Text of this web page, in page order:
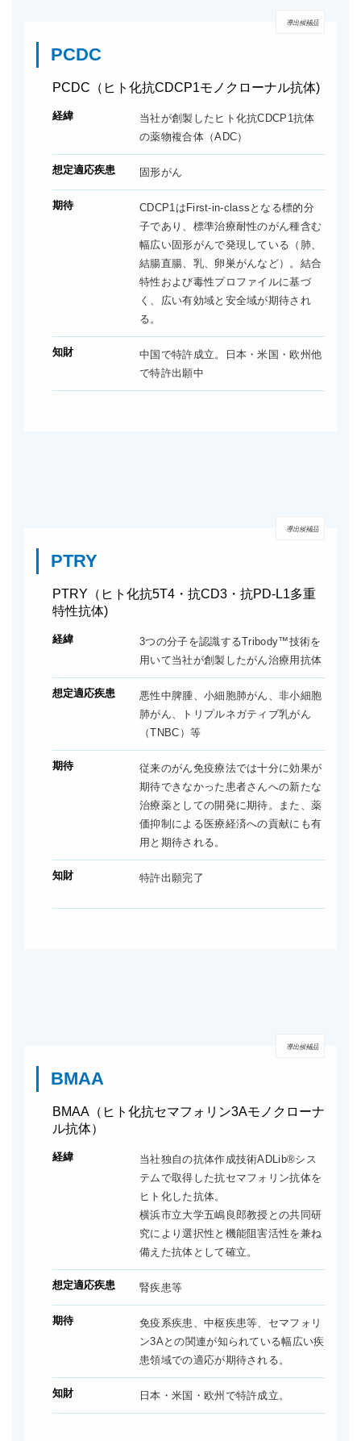
PCDC
導出候補品
PCDC（ヒト化抗CDCP1モノクローナル抗体)
経緯
当社が創製したヒト化抗CDCP1抗体
の薬物複合体（ADC）
想定適応疾患 固形がん
期待
CDCP1はFirst-in-classとなる標的分
子であり、標準治療耐性のがん種含む
幅広い固形がんで発現している（肺、
結腸直腸、乳、卵巣がんなど）。結合
特性および毒性プロファイルに基づ
く、広い有効域と安全域が期待され
る。
知財
中国で特許成立。日本・米国・欧州他
で特許出願中
PTRY
導出候補品
PTRY（ヒト化抗5T4・抗CD3・抗PD-L1多重
特性抗体)
経緯
3つの分子を認識するTribody™技術を
用いて当社が創製したがん治療用抗体
想定適応疾患
悪性中脾腫、小細胞肺がん、非小細胞
肺がん、トリプルネガティブ乳がん
（TNBC）等
期待
従来のがん免疫療法では十分に効果が
期待できなかった患者さんへの新たな
治療薬としての開発に期待。また、薬
価抑制による医療経済への貢献にも有
用と期待される。
知財 特許出願完了
BMAA
導出候補品
BMAA（ヒト化抗セマフォリン3Aモノクローナ
ル抗体）
経緯
当社独自の抗体作成技術ADLib®シス
テムで取得した抗セマフォリン抗体を
ヒト化した抗体。
横浜市立大学五嶋良郎教授との共同研
究により選択性と機能阻害活性を兼ね
備えた抗体として確立。
想定適応疾患 腎疾患等
期待
免疫系疾患、中枢疾患等、セマフォリ
ン3Aとの関連が知られている幅広い疾
患領域での適応が期待される。
知財 日本・米国・欧州で特許成立。